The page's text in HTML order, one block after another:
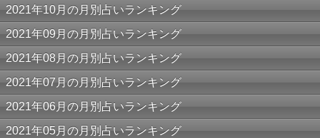
2021年10月の月別占いランキング
2021年09月の月別占いランキング
2021年08月の月別占いランキング
2021年07月の月別占いランキング
2021年06月の月別占いランキング
2021年05月の月別占いランキング